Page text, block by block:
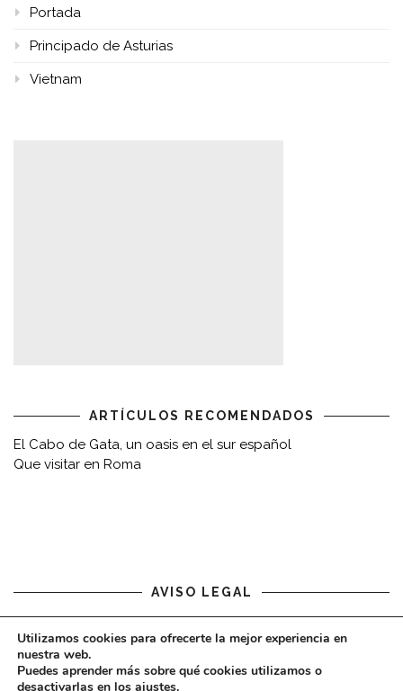
Portada
Principado de Asturias
Vietnam
ARTÍCULOS RECOMENDADOS
El Cabo de Gata, un oasis en el sur español
Que visitar en Roma
AVISO LEGAL
Aviso legal
Utilizamos cookies para ofrecerte la mejor experiencia en
nuestra web.
Puedes aprender más sobre qué cookies utilizamos o
desactivarlas en los ajustes.